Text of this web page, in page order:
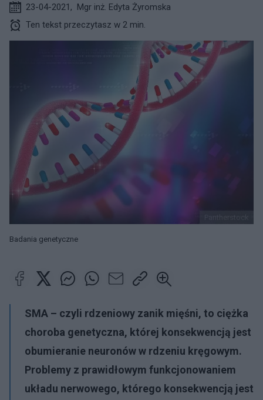
23-04-2021 , Mgr inż. Edyta Żyromska
Ten tekst przeczytasz w 2 min.
Badania genetyczne
SMA – czyli rdzeniowy zanik mięśni, to ciężka
choroba genetyczna, której konsekwencją jest
obumieranie neuronów w rdzeniu kręgowym.
Problemy z prawidłowym funkcjonowaniem
układu nerwowego, którego konsekwencją jest